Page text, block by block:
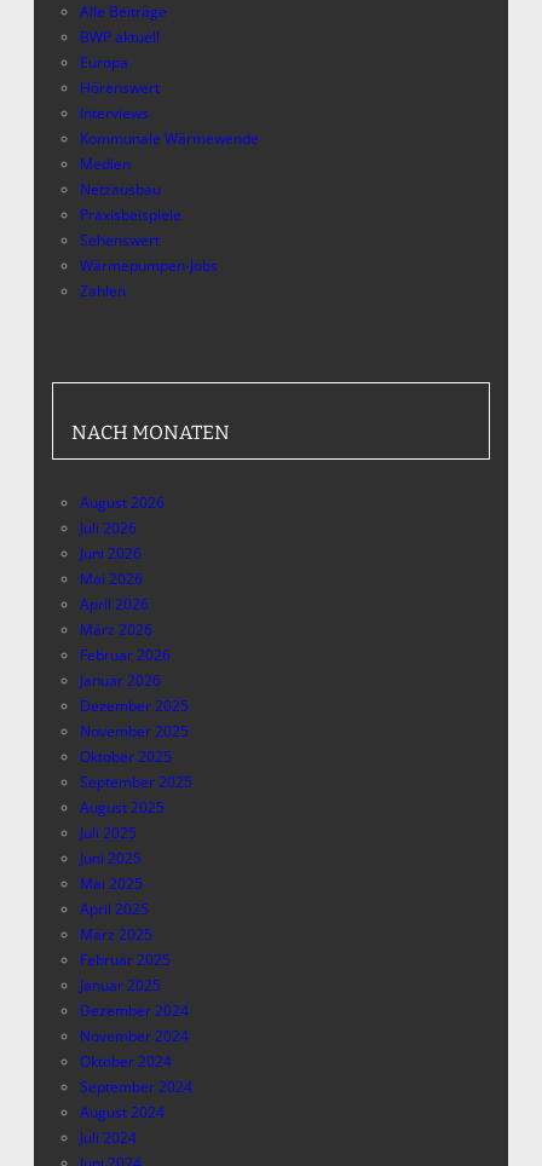
Alle Beiträge
BWP aktuell
Europa
Hörenswert
Interviews
Kommunale Wärmewende
Medien
Netzausbau
Praxisbeispiele
Sehenswert
Wärmepumpen-Jobs
Zahlen
NACH MONATEN
August 2026
Juli 2026
Juni 2026
Mai 2026
April 2026
März 2026
Februar 2026
Januar 2026
Dezember 2025
November 2025
Oktober 2025
September 2025
August 2025
Juli 2025
Juni 2025
Mai 2025
April 2025
März 2025
Februar 2025
Januar 2025
Dezember 2024
November 2024
Oktober 2024
September 2024
August 2024
Juli 2024